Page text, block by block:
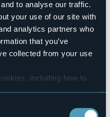
to analyse our traffic.
your use of our site with
analytics partners who
that you’ve
collected from your use
including how to
here.
(circa 1100 mslm). Il
salita al laghetto dell'alpe
giro di boa della
pineta (pista di fondo), la
dell'alpe Torcelli e ritorno. Il
circa 500 metri.
giochi!